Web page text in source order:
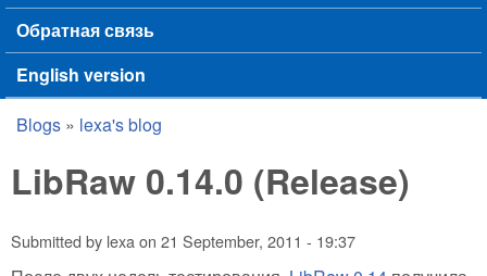
Обратная связь
English version
You are here
Blogs » lexa's blog
LibRaw 0.14.0 (Release)
Submitted by lexa on 21 September, 2011 - 19:37